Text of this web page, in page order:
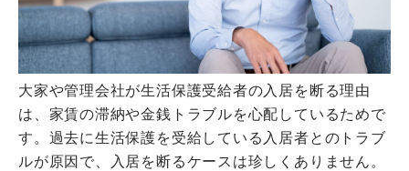
大家や管理会社が生活保護受給者の入居を断る理由
は、家賃の滞納や金銭トラブルを心配しているためで
す。過去に生活保護を受給している入居者とのトラブ
ルが原因で、入居を断るケースは珍しくありません。